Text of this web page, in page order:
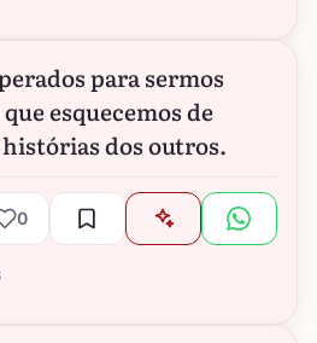
para sermos
esquecemos de
dos outros.
0